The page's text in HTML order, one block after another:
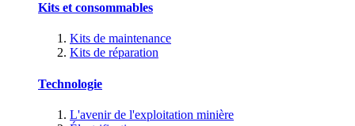
Kits et consommables
Kits de maintenance
Kits de réparation
Technologie
L'avenir de l'exploitation minière